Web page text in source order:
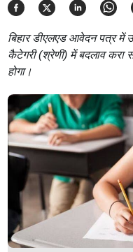
बिहार डीएलएड आवेदन पत्र में
कैटेगरी (श्रेणी) में बदलाव
होगा।